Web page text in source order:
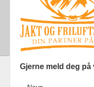
Gjerne meld deg